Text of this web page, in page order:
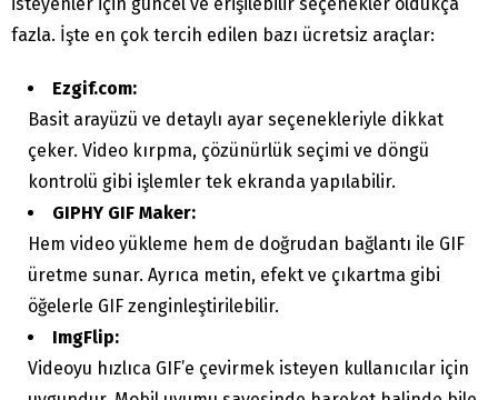
fazla. İşte en çok tercih edilen bazı ücretsiz araçlar:
Ezgif.com:
Basit arayüzü ve detaylı ayar seçenekleriyle dikkat
çeker. Video kırpma, çözünürlük seçimi ve döngü
kontrolü gibi işlemler tek ekranda yapılabilir.
GIPHY GIF Maker:
Hem video yükleme hem de doğrudan bağlantı ile GIF
üretme sunar. Ayrıca metin, efekt ve çıkartma gibi
öğelerle GIF zenginleştirilebilir.
ImgFlip:
Videoyu hızlıca GIF’e çevirmek isteyen kullanıcılar için